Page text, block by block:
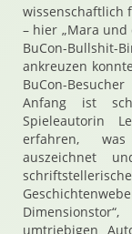
wissenschaftlich
– hier „Mara
BuCon-
ankreuzen
BuCon-
Anfang ist
Spieleautorin
erfahren,
auszeichnet
umtriebigen